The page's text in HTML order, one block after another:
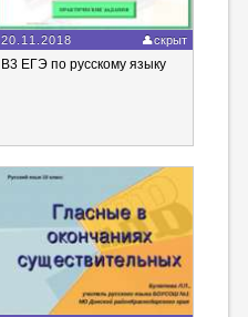
20.11.2018 скрыт
В3 ЕГЭ по русскому языку